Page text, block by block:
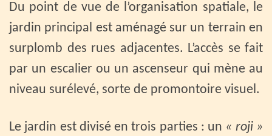
Du point de vue de l’organisation spatiale, le
jardin principal est aménagé sur un terrain en
surplomb des rues adjacentes. L’accès se fait
par un escalier ou un ascenseur qui mène au
niveau surélevé, sorte de promontoire visuel.
Le jardin est divisé en trois parties : un « roji »